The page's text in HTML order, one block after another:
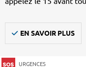
EN SAVOIR PLUS
URGENCES